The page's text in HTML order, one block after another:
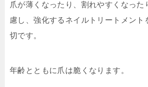
爪が薄くなったり、割れやすくなった
慮し、強化するネイルトリートメント
切です。
年齢とともに爪は脆くなります。